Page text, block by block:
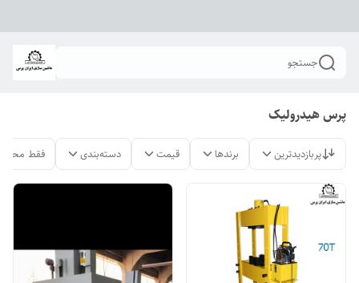
جستجو
پرس هیدرولیک
پربازدیدترین برندها قیمت دسته‌بندی فقط